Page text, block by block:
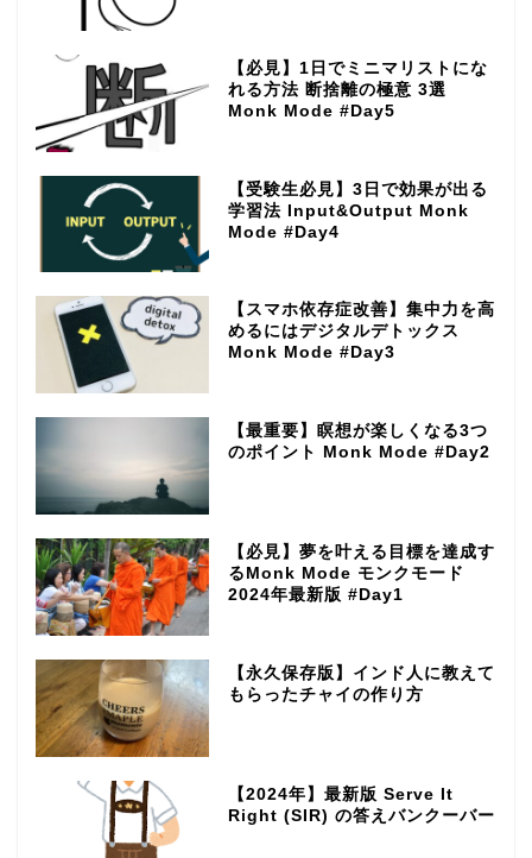
【必見】1日でミニマリストにな
れる方法 断捨離の極意 3選
Monk Mode #Day5
【受験生必見】3日で効果が出る
学習法 Input&Output Monk
Mode #Day4
【スマホ依存症改善】集中力を高
めるにはデジタルデトックス
Monk Mode #Day3
【最重要】瞑想が楽しくなる3つ
のポイント Monk Mode #Day2
【必見】夢を叶える目標を達成す
るMonk Mode モンクモード
2024年最新版 #Day1
【永久保存版】インド人に教えて
もらったチャイの作り方
【2024年】最新版 Serve It
Right (SIR) の答えバンクーバー